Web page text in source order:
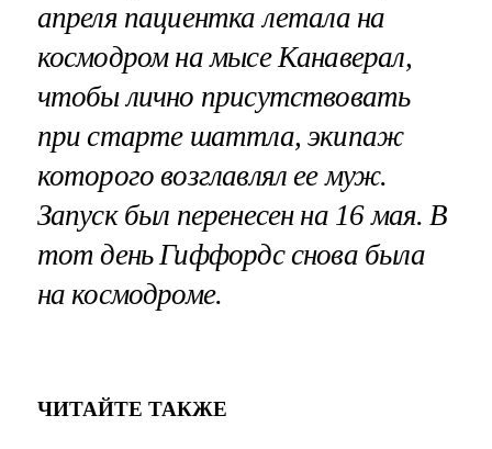
апреля пациентка летала на
космодром на мысе Канаверал,
чтобы лично присутствовать
при старте шаттла, экипаж
которого возглавлял ее муж.
Запуск был перенесен на 16 мая. В
тот день Гиффордс снова была
на космодроме.
ЧИТАЙТЕ ТАКЖЕ